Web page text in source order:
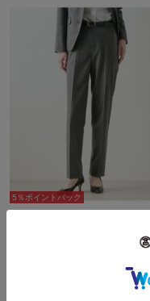
5％ポイントバック
NEWYORKER